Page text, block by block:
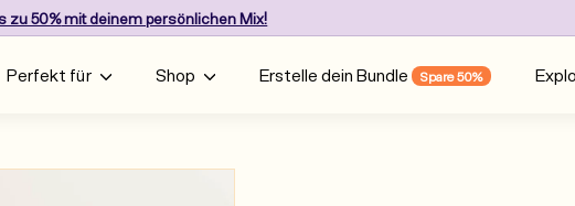
slideshow
zu 50%mit deinem persönlichen Mix!
Perfekt für Shop Erstelle dein Bundle Spare 50%